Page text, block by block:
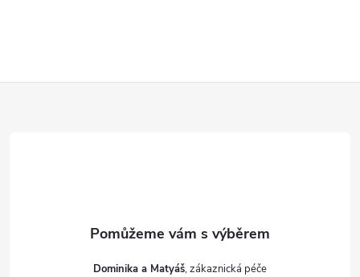
Dominika a Matyáš